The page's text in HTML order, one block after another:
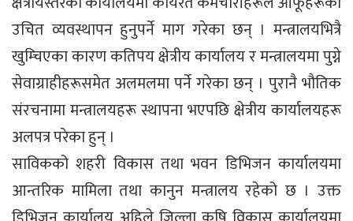
उचित व्यवस्थापन हुनुपर्ने माग गरेका छन् । मन्त्रालयभित्रै
खुम्चिएका कारण कतिपय क्षेत्रीय कार्यालय र मन्त्रालयमा पुग्ने
सेवाग्राहीहरूसमेत अलमलमा पर्ने गरेका छन् । पुरानै भौतिक
संरचनामा मन्त्रालयहरू स्थापना भएपछि क्षेत्रीय कार्यालयहरू
अलपत्र परेका हुन् ।
साविकको शहरी विकास तथा भवन डिभिजन कार्यालयमा
आन्तरिक मामिला तथा कानुन मन्त्रालय रहेको छ । उक्त